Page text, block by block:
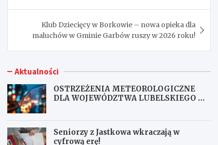
Klub Dziecięcy w Borkowie – nowa opieka dla
maluchów w Gminie Garbów ruszy w 2026 roku!
Aktualności
OSTRZEŻENIA METEOROLOGICZNE
DLA WOJEWÓDZTWA LUBELSKIEGO NR
Seniorzy z Jastkowa wkraczają w
cyfrową erę!